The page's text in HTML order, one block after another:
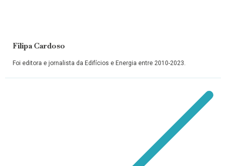
Filipa Cardoso
Foi editora e jornalista da Edifícios e Energia entre 2010-2023.